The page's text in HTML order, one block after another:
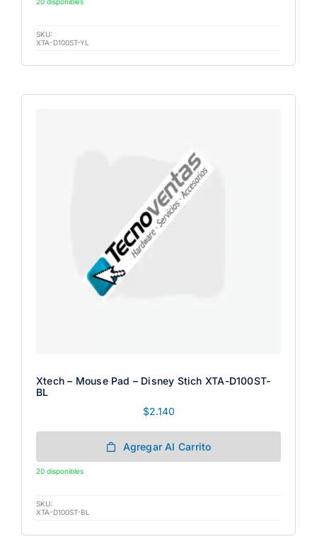
SKU:
XTA-D100ST-YL
Xtech – Mouse Pad – Disney Stich XTA-D100ST-
BL
$2.140
Agregar Al Carrito
20 disponibles
SKU:
XTA-D100ST-BL